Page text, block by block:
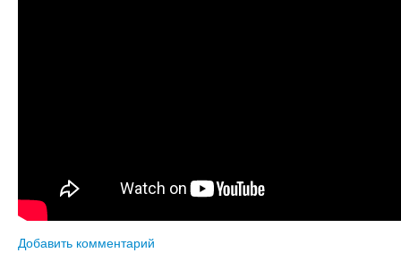
Добавить комментарий